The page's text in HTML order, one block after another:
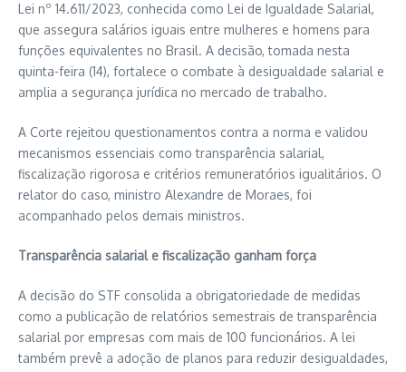
Lei nº 14.611/2023, conhecida como Lei de Igualdade Salarial,
que assegura salários iguais entre mulheres e homens para
funções equivalentes no Brasil. A decisão, tomada nesta
quinta-feira (14), fortalece o combate à desigualdade salarial e
amplia a segurança jurídica no mercado de trabalho.
A Corte rejeitou questionamentos contra a norma e validou
mecanismos essenciais como transparência salarial,
fiscalização rigorosa e critérios remuneratórios igualitários. O
relator do caso, ministro Alexandre de Moraes, foi
acompanhado pelos demais ministros.
Transparência salarial e fiscalização ganham força
A decisão do STF consolida a obrigatoriedade de medidas
como a publicação de relatórios semestrais de transparência
salarial por empresas com mais de 100 funcionários. A lei
também prevê a adoção de planos para reduzir desigualdades,